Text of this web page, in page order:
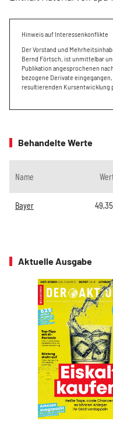
Hinweis auf Interessenkonflikte
Der Vorstand und
Bernd Förtsch, ist unmittelbar
Publikation angesprochenen
bezogene Derivate
resultierenden Kursentwicklung
Behandelte Werte
Name
Bayer 49,35
Aktuelle Ausgabe